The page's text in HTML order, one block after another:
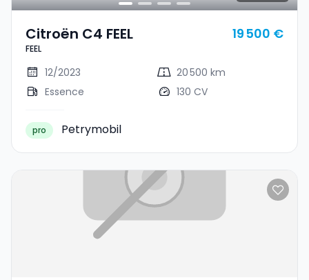
Citroën C4 FEEL
FEEL
19 500 €
12/2023
20 500 km
Essence
130 CV
pro Petrymobil